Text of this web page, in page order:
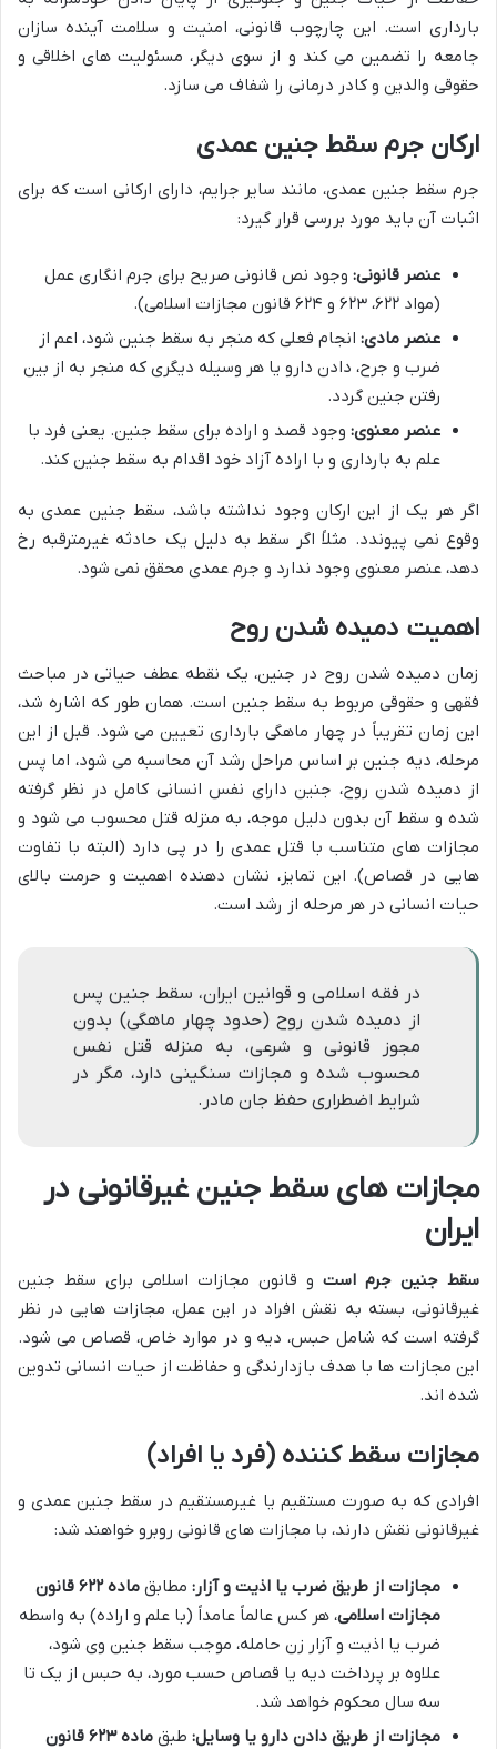
بارداری است. این چارچوب قانونی، امنیت و سلامت آینده سازان
جامعه را تضمین می کند و از سوی دیگر، مسئولیت های اخلاقی و
حقوقی والدین و کادر درمانی را شفاف می سازد.
ارکان جرم سقط جنین عمدی
جرم سقط جنین عمدی، مانند سایر جرایم، دارای ارکانی است که برای
اثبات آن باید مورد بررسی قرار گیرد:
عنصر قانونی: وجود نص قانونی صریح برای جرم انگاری عمل
(مواد ۶۲۲، ۶۲۳ و ۶۲۴ قانون مجازات اسلامی).
عنصر مادی: انجام فعلی که منجر به سقط جنین شود، اعم از
ضرب و جرح، دادن دارو یا هر وسیله دیگری که منجر به از بین
رفتن جنین گردد.
عنصر معنوی: وجود قصد و اراده برای سقط جنین. یعنی فرد با
علم به بارداری و با اراده آزاد خود اقدام به سقط جنین کند.
اگر هر یک از این ارکان وجود نداشته باشد، سقط جنین عمدی به
وقوع نمی پیوندد. مثلاً اگر سقط به دلیل یک حادثه غیرمترقبه رخ
دهد، عنصر معنوی وجود ندارد و جرم عمدی محقق نمی شود.
اهمیت دمیده شدن روح
زمان دمیده شدن روح در جنین، یک نقطه عطف حیاتی در مباحث
فقهی و حقوقی مربوط به سقط جنین است. همان طور که اشاره شد،
این زمان تقریباً در چهار ماهگی بارداری تعیین می شود. قبل از این
مرحله، دیه جنین بر اساس مراحل رشد آن محاسبه می شود، اما پس
از دمیده شدن روح، جنین دارای نفس انسانی کامل در نظر گرفته
شده و سقط آن بدون دلیل موجه، به منزله قتل محسوب می شود و
مجازات های متناسب با قتل عمدی را در پی دارد (البته با تفاوت
هایی در قصاص). این تمایز، نشان دهنده اهمیت و حرمت بالای
حیات انسانی در هر مرحله از رشد است.
در فقه اسلامی و قوانین ایران، سقط جنین پس
از دمیده شدن روح (حدود چهار ماهگی) بدون
مجوز قانونی و شرعی، به منزله قتل نفس
محسوب شده و مجازات سنگینی دارد، مگر در
شرایط اضطراری حفظ جان مادر.
مجازات های سقط جنین غیرقانونی در
ایران
سقط جنین جرم است و قانون مجازات اسلامی برای سقط جنین
غیرقانونی، بسته به نقش افراد در این عمل، مجازات هایی در نظر
گرفته است که شامل حبس، دیه و در موارد خاص، قصاص می شود.
این مجازات ها با هدف بازدارندگی و حفاظت از حیات انسانی تدوین
شده اند.
مجازات سقط کننده (فرد یا افراد)
افرادی که به صورت مستقیم یا غیرمستقیم در سقط جنین عمدی و
غیرقانونی نقش دارند، با مجازات های قانونی روبرو خواهند شد:
مجازات از طریق ضرب یا اذیت و آزار: مطابق
ماده ۶۲۲ قانون
مجازات اسلامی، هر کس عالماً عامداً (با علم و اراده) به واسطه
ضرب یا اذیت و آزار زن حامله، موجب سقط جنین وی شود،
علاوه بر پرداخت دیه یا قصاص حسب مورد، به حبس از یک تا
سه سال محکوم خواهد شد.
مجازات از طریق دادن دارو یا وسایل: طبق
ماده ۶۲۳ قانون